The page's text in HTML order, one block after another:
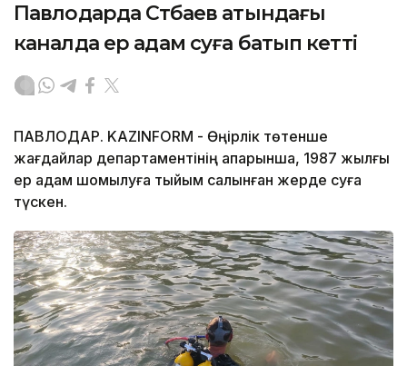
Павлодарда Сәтбаев атындағы
каналда ер адам суға батып кетті
ПАВЛОДАР. KAZINFORM - Өңірлік төтенше
жағдайлар департаментінің ақпарынша, 1987 жылғы
ер адам шомылуға тыйым салынған жерде суға
түскен.